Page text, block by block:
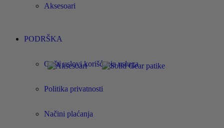
Aksesoari
PODRŠKA
Opšti uslovi korišćenja usluga
Politika privatnosti
Načini plaćanja